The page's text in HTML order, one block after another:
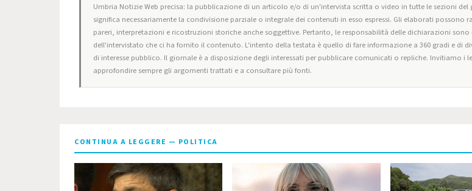
Umbria Notizie Web precisa: la pubblicazione di un articolo e/o di un'intervista scritta o video in tutte le sezioni del
significa necessariamente la condivisione parziale o integrale dei contenuti in esso espressi. Gli elaborati possono
pareri, interpretazioni e ricostruzioni storiche anche soggettive. Pertanto, le responsabilità delle dichiarazioni
dell'intervistato che ci ha fornito il contenuto. L'intento della testata è quello di fare informazione a 360 gradi e di
di interesse pubblico. Il giornale è a disposizione degli interessati per pubblicare comunicati o repliche. Invitiamo i
approfondire sempre gli argomenti trattati e a consultare più fonti.
CONTINUA A LEGGERE — POLITICA